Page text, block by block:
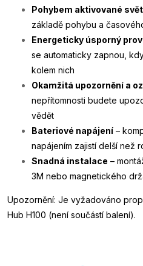
Pohybem aktivované
základě pohybu a
Energeticky úsporný
se automaticky zapnou,
kolem nich
Okamžitá upozornění a
nepřítomnosti budete
vědět
Bateriové napájení –
napájením zajistí delší než
Snadná instalace –
3M nebo magnetického
Upozornění: Je vyžadováno
Hub H100 (není součástí balení).